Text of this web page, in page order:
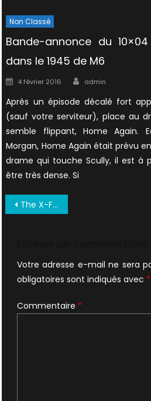
Non Classé
Bande-annonce du
dans le 1945 de M6
Posted
4 février 2016 Author
admin
Après un épisode décalé fort
(sauf votre serviteur), place au
semble flippant, Home Again.
Morgan, Home Again était prévu
drame qui touche Scully, il est à
être très dense. Si
Navigation
The X-Files Game / The X-Files – le jeu
Votre adresse e-mail ne sera
obligatoires sont indiqués avec *
Commentaire *